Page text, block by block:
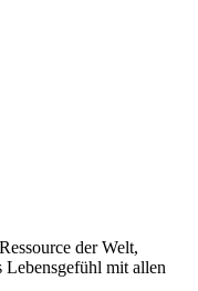
der Welt,
Lebensgefühl mit allen